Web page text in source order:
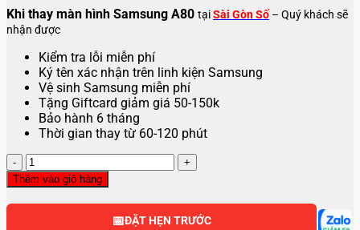
Khi thay màn hình Samsung A80 tạiSài Gòn Số – Quý khách sẽ
nhận được
Kiểm tra lỗi miễn phí
Ký tên xác nhận trên linh kiện Samsung
Vệ sinh Samsung miễn phí
Tặng Giftcard giảm giá 50-150k
Bảo hành 6 tháng
Thời gian thay từ 60-120 phút
Thay
màn
hình
Samsung
Thêm vào giỏ hàng
📅ĐẶT HẸN TRƯỚC